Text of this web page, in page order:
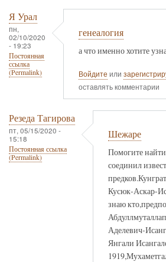
Я Урал
пн,
02/10/2020
- 19:23
Постоянная
ссылка
(Permalink)
генеалогия
а что именно хотите
Войдите или
оставлять комментарии
Резеда Тагирова
пт, 05/15/2020 -
15:18
Постоянная ссылка
(Permalink)
Шежаре
Помогите
соединил
Кусюк-Аскар-
знаю
Аделевич-
Янгали